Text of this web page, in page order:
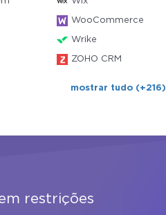
WooCommerce
Wrike
ZOHO CRM
mostrar tudo (+216)
restrições